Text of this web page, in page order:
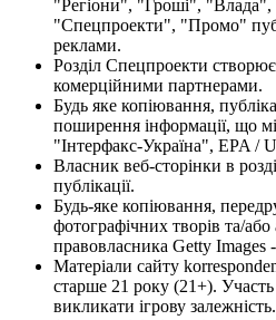
"Регіони", "Гроші",
"Спецпроекти", "Промо"
реклами.
Розділ Спецпроекти
комерційними партнерами.
Будь яке копіювання,
поширення інформації, що
"Інтерфакс-Україна", EPA /
Власник веб-сторінки в
публікації.
Будь-яке копіювання,
фотографічних творів та/або
правовласника Getty Images
Матеріали сайту
старше 21 року (21+).
викликати ігрову